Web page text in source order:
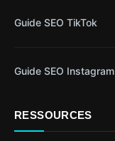
Guide SEO TikTok
Guide SEO Instagram
RESSOURCES